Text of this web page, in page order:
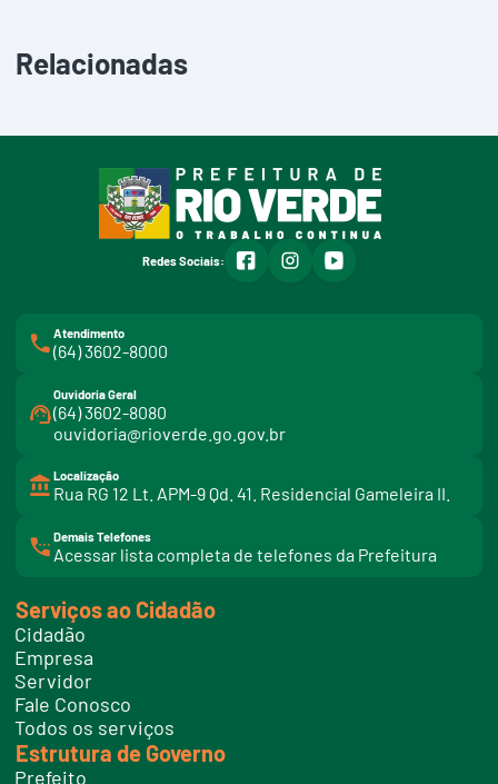
Relacionadas
Redes Sociais: facebookinstagramyoutube
Atendimento
(64) 3602-8000
Ouvidoria Geral
(64) 3602-8080
ouvidoria@rioverde.go.gov.br
Localização
Rua RG 12 Lt. APM-9 Qd. 41. Residencial Gameleira II.
Demais Telefones
Acessar lista completa de telefones da Prefeitura
i
t
e
l
f
o
e
s
Serviços ao Cidadão
Cidadão
Empresa
Servidor
Fale Conosco
Todos os serviços
Estrutura de Governo
Prefeito